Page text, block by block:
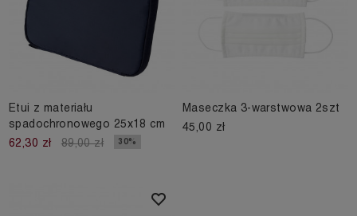
Etui z materiału
spadochronowego 25x18 cm
62,30 zł
89,00 zł 30%
Maseczka 3-warstwowa 2szt
45,00 zł